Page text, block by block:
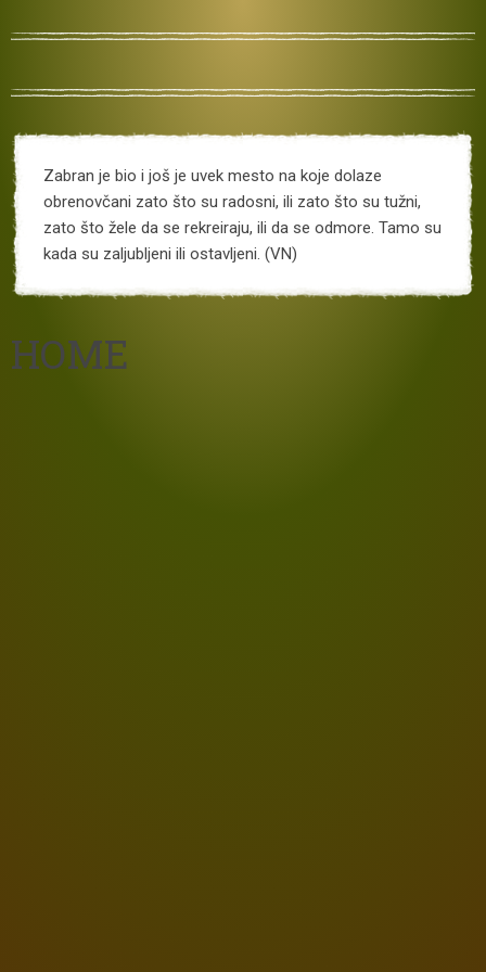
Zabran je bio i još je uvek mesto na koje dolaze
obrenovčani zato što su radosni, ili zato što su tužni,
zato što žele da se rekreiraju, ili da se odmore. Tamo su
kada su zaljubljeni ili ostavljeni. (VN)
HOME